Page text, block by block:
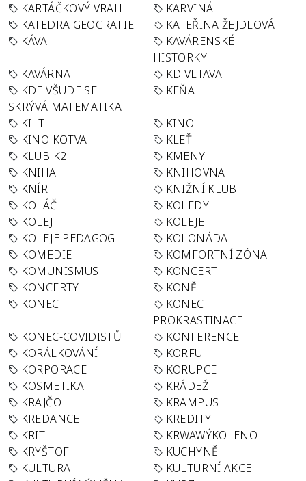
KARTÁČKOVÝ VRAH
KARVINÁ
KATEDRA GEOGRAFIE
KATEŘINA ŽEJDLOVÁ
KÁVA
KAVÁRENSKÉ
HISTORKY
KAVÁRNA
KD VLTAVA
KDE VŠUDE SE
SKRÝVÁ MATEMATIKA
KEŇA
KILT
KINO
KINO KOTVA
KLEŤ
KLUB K2
KMENY
KNIHA
KNIHOVNA
KNÍR
KNIŽNÍ KLUB
KOLÁČ
KOLEDY
KOLEJ
KOLEJE
KOLEJE PEDAGOG
KOLONÁDA
KOMEDIE
KOMFORTNÍ ZÓNA
KOMUNISMUS
KONCERT
KONCERTY
KONĚ
KONEC
KONEC
PROKRASTINACE
KONEC-COVIDISTŮ
KONFERENCE
KORÁLKOVÁNÍ
KORFU
KORPORACE
KORUPCE
KOSMETIKA
KRÁDEŽ
KRAJČO
KRAMPUS
KREDANCE
KREDITY
KRIT
KRWAWÝKOLENO
KRYŠTOF
KUCHYNĚ
KULTURA
KULTURNÍ AKCE